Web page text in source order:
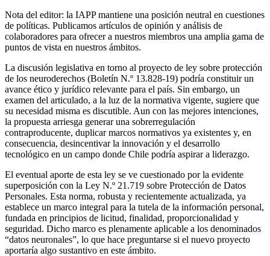
Nota del editor: la IAPP mantiene una posición neutral en cuestiones
de políticas. Publicamos artículos de opinión y análisis de
colaboradores para ofrecer a nuestros miembros una amplia gama de
puntos de vista en nuestros ámbitos.
La discusión legislativa en torno al proyecto de ley sobre protección
de los neuroderechos (Boletín N.º 13.828-19) podría constituir un
avance ético y jurídico relevante para el país. Sin embargo, un
examen del articulado, a la luz de la normativa vigente, sugiere que
su necesidad misma es discutible. Aun con las mejores intenciones,
la propuesta arriesga generar una sobrerregulación
contraproducente, duplicar marcos normativos ya existentes y, en
consecuencia, desincentivar la innovación y el desarrollo
tecnológico en un campo donde Chile podría aspirar a liderazgo.
El eventual aporte de esta ley se ve cuestionado por la evidente
superposición con la Ley N.º 21.719 sobre Protección de Datos
Personales. Esta norma, robusta y recientemente actualizada, ya
establece un marco integral para la tutela de la información personal,
fundada en principios de licitud, finalidad, proporcionalidad y
seguridad. Dicho marco es plenamente aplicable a los denominados
“datos neuronales”, lo que hace preguntarse si el nuevo proyecto
aportaría algo sustantivo en este ámbito.